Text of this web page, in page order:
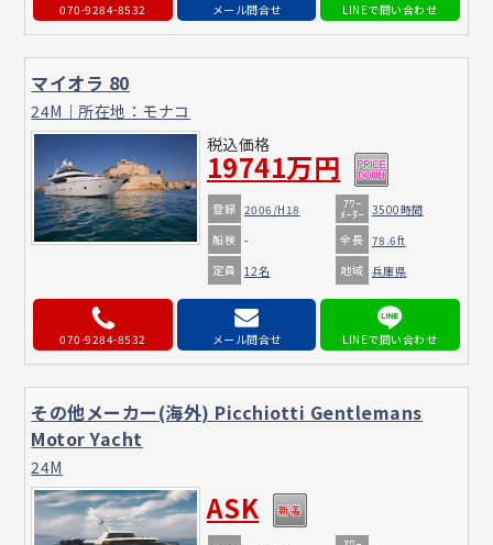
070-9284-8532 メール問合せ
マイオラ 80
24M｜所在地：モナコ
税込価格
19741万円
登録 2006/H18 ｱﾜｰ
ﾒｰﾀｰ 3500時間
船検 - 全長 78.6ft
定員 12名 地域 兵庫県
070-9284-8532 メール問合せ
その他メーカー(海外) Picchiotti Gentlemans
Motor Yacht
24M
ASK